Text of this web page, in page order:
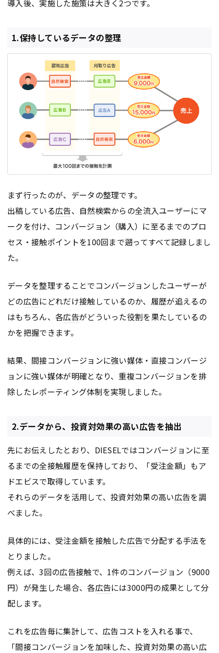
導入後、実施した施策は大きく2つです。
1.保持しているデータの整理
まず行ったのが、データの整理です。
出稿している広告、自然検索からの全流入ユーザーにマ
ークを付け、コンバージョン（購入）に至るまでのプロ
セス・接触ポイントを100回まで遡ってすべて記録しまし
た。
データを整理することでコンバージョンしたユーザーが
どの広告にどれだけ接触しているのか、履歴が追えるの
はもちろん、各広告がどういった役割を果たしているの
かを把握できます。
結果、間接コンバージョンに強い媒体・直接コンバージ
ョンに強い媒体が明確となり、重複コンバージョンを排
除したレポーティング体制を実現しました。
2.データから、投資対効果の高い広告を抽出
先にお伝えしたとおり、DIESELではコンバージョンに至
るまでの全接触履歴を保持しており、「受注金額」もア
ドエビスで取得しています。
それらのデータを活用して、投資対効果の高い広告を調
べました。
具体的には、受注金額を接触した広告で分配する手法を
とりました。
例えば、3回の広告接触で、1件のコンバージョン（9000
円）が発生した場合、各広告には3000円の成果として分
配します。
これを広告毎に集計して、 広告コストを入れる事で、
「間接コンバージョンを加味した、投資対効果の高い広